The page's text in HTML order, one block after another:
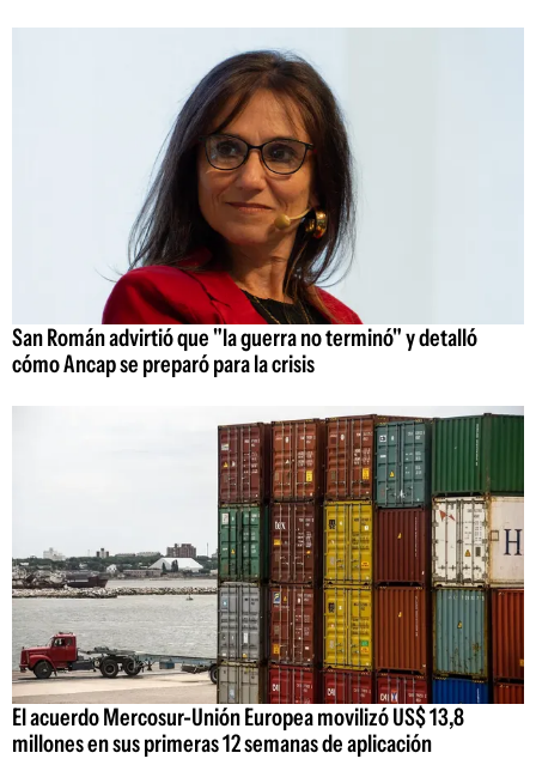
San Román advirtió que "la guerra no terminó" y detalló
cómo Ancap se preparó para la crisis
El acuerdo Mercosur-Unión Europea movilizó US$ 13,8
millones en sus primeras 12 semanas de aplicación